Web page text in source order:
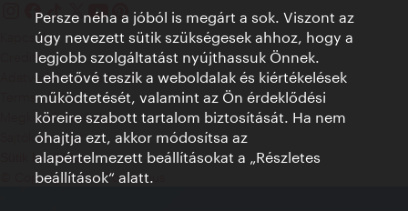
Kapcsolat
Credits
Adatvédelmi nyilatkozat
Terms of Use
Megközelíthetőség
Sajtókapcsolat
Sütik beállítása
© Copyright WienTourismus
Persze néha a jóból is megárt a sok. Viszont az
úgy nevezett sütik szükségesek ahhoz, hogy a
legjobb szolgáltatást nyújthassuk Önnek.
Lehetővé teszik a weboldalak és kiértékelések
működtetését, valamint az Ön érdeklődési
köreire szabott tartalom biztosítását. Ha nem
óhajtja ezt, akkor módosítsa az
alapértelmezett beállításokat a „Részletes
beállítások“ alatt.